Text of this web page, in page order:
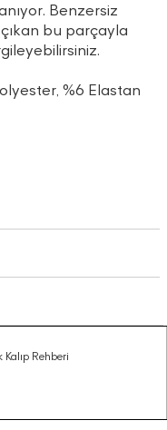
Benzersiz
bu parçayla
%6 Elastan
Kalıp Rehberi